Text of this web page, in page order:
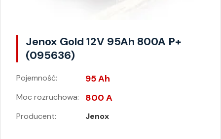
Jenox Gold 12V 95Ah 800A P+
(095636)
Pojemność: 95 Ah
Moc rozruchowa: 800 A
Producent: Jenox